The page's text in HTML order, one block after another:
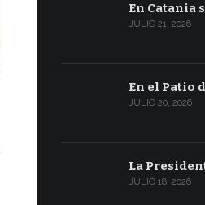
En Catania
JULIO 21, 2026
En el Patio
JULIO 20, 2026
La
JULIO 18, 2026